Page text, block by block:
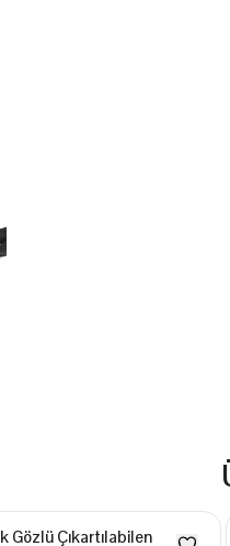
Gözlü Çıkartılabilen